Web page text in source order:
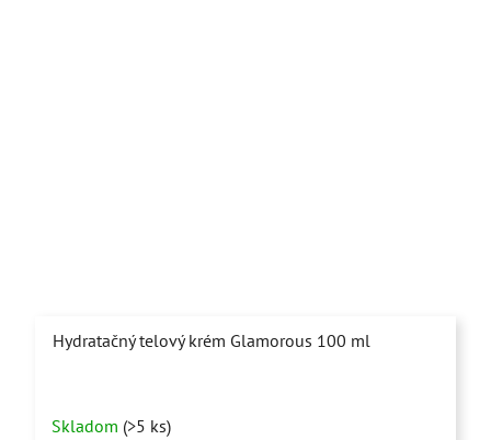
Hydratačný telový krém Glamorous 100 ml
Skladom (>5 ks)